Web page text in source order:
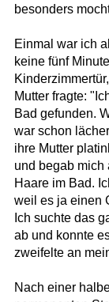
besonders
Einmal war ich
keine fünf
Mutter fragte:
Bad gefunden.
war schon
ihre Mutter
und begab mich
Haare im Bad.
weil es ja einen
Ich suchte das
ab und konnte
zweifelte an
Nach einer